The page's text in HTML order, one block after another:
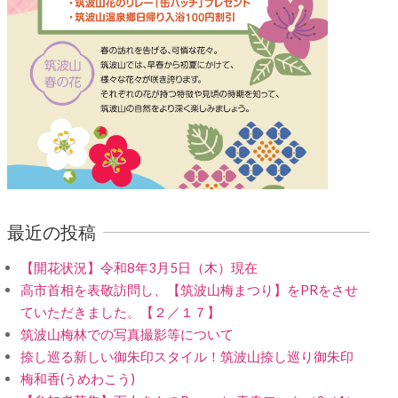
最近の投稿
【開花状況】令和8年3月5日（木）現在
高市首相を表敬訪問し、【筑波山梅まつり】をPRをさせ
ていただきました。【２／１７】
筑波山梅林での写真撮影等について
捺し巡る新しい御朱印スタイル！筑波山捺し巡り御朱印
梅和香(うめわこう)